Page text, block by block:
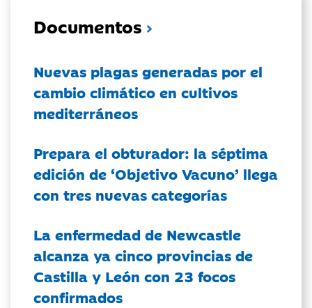
Documentos
Nuevas plagas generadas por el
cambio climático en cultivos
mediterráneos
Prepara el obturador: la séptima
edición de ‘Objetivo Vacuno’ llega
con tres nuevas categorías
La enfermedad de Newcastle
alcanza ya cinco provincias de
Castilla y León con 23 focos
confirmados